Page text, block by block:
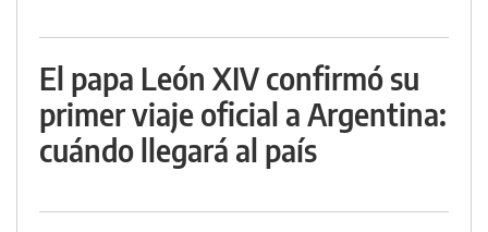
El papa León XIV confirmó su
primer viaje oficial a Argentina:
cuándo llegará al país